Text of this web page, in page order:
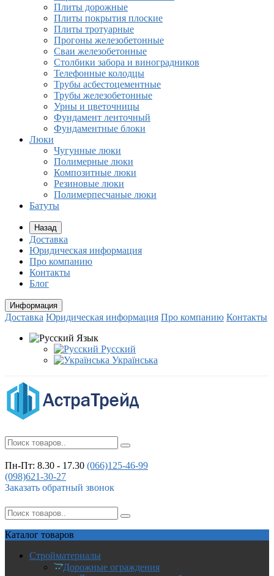
Плиты дорожные
Плиты покрытия плоские
Плиты тротуарные
Прогоны железобетонные
Сваи железобетонные
Столбики забора и виноградников
Телефонные колодцы
Трубы асбестоцементные
Трубы железобетонные
Урны и цветочницы
Фундамент ленточный
Фундаментные блоки
Люки
Чугунные люки
Полимерные люки
Композитные люки
Резиновые люки
Полимерпесчаные люки
Батуты
Назад
Доставка
Юридическая информация
Про компанию
Контакты
Блог
Информация
Доставка Юридическая информация Про компанию Контакты
Язык
Русский
Українська
Пн-Пт: 8.30 - 17.30 (066)125-46-99
(098)621-30-27
Заказать обратный звонок
Каталог товаров
Стройматериалы
Дорожные ограждения